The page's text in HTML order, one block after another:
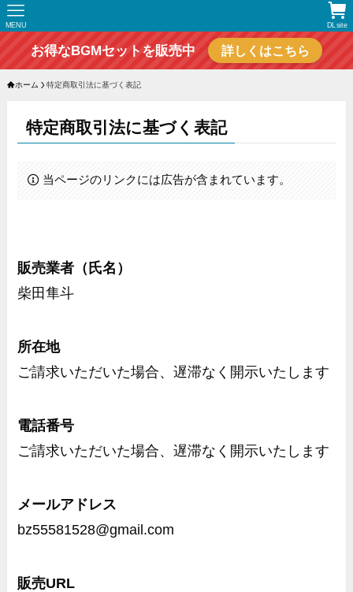
DLsite
MENU
お得なBGMセットを販売中 詳しくはこちら
ホーム 特定商取引法に基づく表記
特定商取引法に基づく表記
当ページのリンクには広告が含まれています。
販売業者（氏名）
柴田隼斗
所在地
ご請求いただいた場合、遅滞なく開示いたします
電話番号
ご請求いただいた場合、遅滞なく開示いたします
メールアドレス
bz55581528@gmail.com
販売URL